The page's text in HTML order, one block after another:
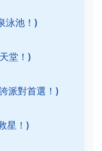
泳池！)
堂！)
派對首選！)
星！)